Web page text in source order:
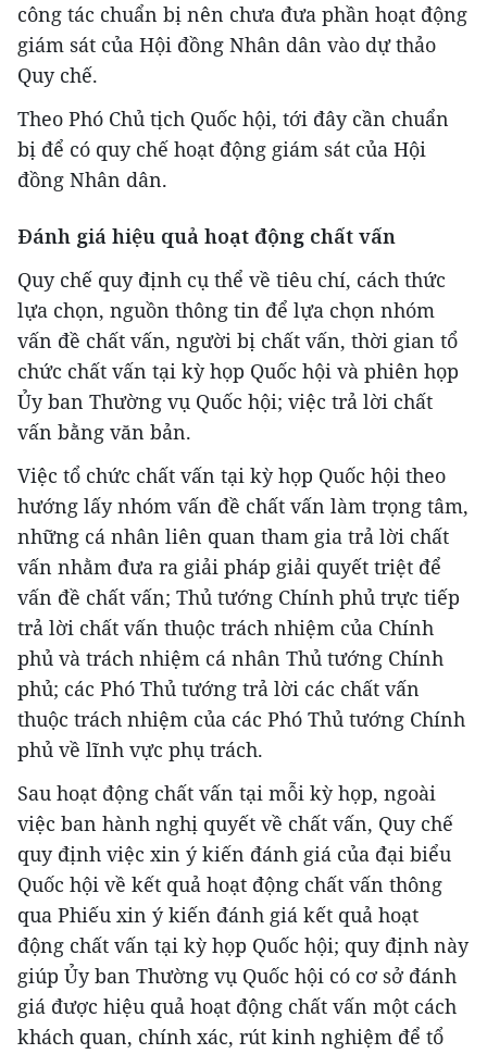
công tác chuẩn bị nên chưa đưa phần hoạt động
giám sát của Hội đồng Nhân dân vào dự thảo
Quy chế.
Theo Phó Chủ tịch Quốc hội, tới đây cần chuẩn
bị để có quy chế hoạt động giám sát của Hội
đồng Nhân dân.
Đánh giá hiệu quả hoạt động chất vấn
Quy chế quy định cụ thể về tiêu chí, cách thức
lựa chọn, nguồn thông tin để lựa chọn nhóm
vấn đề chất vấn, người bị chất vấn, thời gian tổ
chức chất vấn tại kỳ họp Quốc hội và phiên họp
Ủy ban Thường vụ Quốc hội; việc trả lời chất
vấn bằng văn bản.
Việc tổ chức chất vấn tại kỳ họp Quốc hội theo
hướng lấy nhóm vấn đề chất vấn làm trọng tâm,
những cá nhân liên quan tham gia trả lời chất
vấn nhằm đưa ra giải pháp giải quyết triệt để
vấn đề chất vấn; Thủ tướng Chính phủ trực tiếp
trả lời chất vấn thuộc trách nhiệm của Chính
phủ và trách nhiệm cá nhân Thủ tướng Chính
phủ; các Phó Thủ tướng trả lời các chất vấn
thuộc trách nhiệm của các Phó Thủ tướng Chính
phủ về lĩnh vực phụ trách.
Sau hoạt động chất vấn tại mỗi kỳ họp, ngoài
việc ban hành nghị quyết về chất vấn, Quy chế
quy định việc xin ý kiến đánh giá của đại biểu
Quốc hội về kết quả hoạt động chất vấn thông
qua Phiếu xin ý kiến đánh giá kết quả hoạt
động chất vấn tại kỳ họp Quốc hội; quy định này
giúp Ủy ban Thường vụ Quốc hội có cơ sở đánh
giá được hiệu quả hoạt động chất vấn một cách
khách quan, chính xác, rút kinh nghiệm để tổ